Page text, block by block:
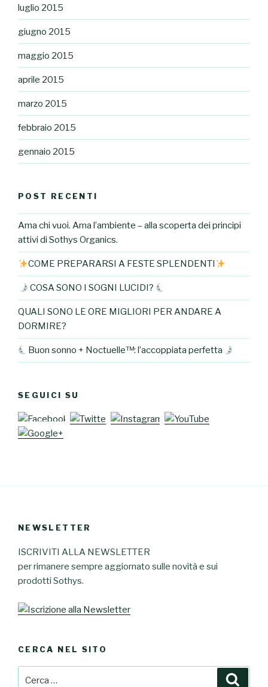
luglio 2015
giugno 2015
maggio 2015
aprile 2015
marzo 2015
febbraio 2015
gennaio 2015
POST RECENTI
Ama chi vuoi. Ama l’ambiente – alla scoperta dei principi
attivi di Sothys Organics.
COME PREPARARSI A FESTE SPLENDENTI
COSA SONO I SOGNI LUCIDI?
QUALI SONO LE ORE MIGLIORI PER ANDARE A
DORMIRE?
Buon sonno + Noctuelle™: l’accoppiata perfetta
SEGUICI SU
NEWSLETTER
ISCRIVITI ALLA NEWSLETTER
per rimanere sempre aggiornato sulle novità e sui
prodotti Sothys.
CERCA NEL SITO